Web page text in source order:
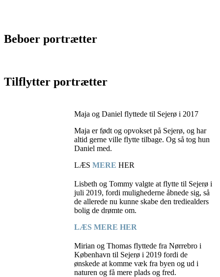
Beboer portrætter
Tilflytter portrætter
Maja og Daniel flyttede til Sejerø i 2017
Maja er født og opvokset på Sejerø, og har
altid gerne ville flytte tilbage. Og så tog hun
Daniel med.
LÆS MERE HER
Lisbeth og Tommy valgte at flytte til Sejerø i
juli 2019, fordi mulighederne åbnede sig, så
de allerede nu kunne skabe den trediealders
bolig de drømte om.
LÆS MERE HER
Mirian og Thomas flyttede fra Nørrebro i
København til Sejerø i 2019 fordi de
ønskede at komme væk fra byen og ud i
naturen og få mere plads og fred.